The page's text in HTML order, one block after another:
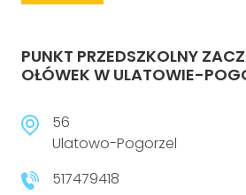
PUNKT PRZEDSZKOLNY
OŁÓWEK W ULATOWIE-
56
Ulatowo-Pogorzel
517479418